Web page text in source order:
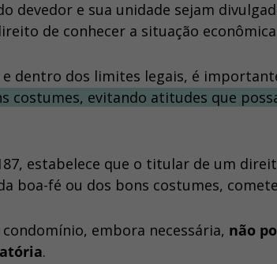
devedor e sua unidade sejam
de conhecer a situação
dentro dos limites legais, é
costumes, evitando atitudes que
estabelece que o titular de um
boa-fé ou dos bons costumes,
embora necessária, não
.